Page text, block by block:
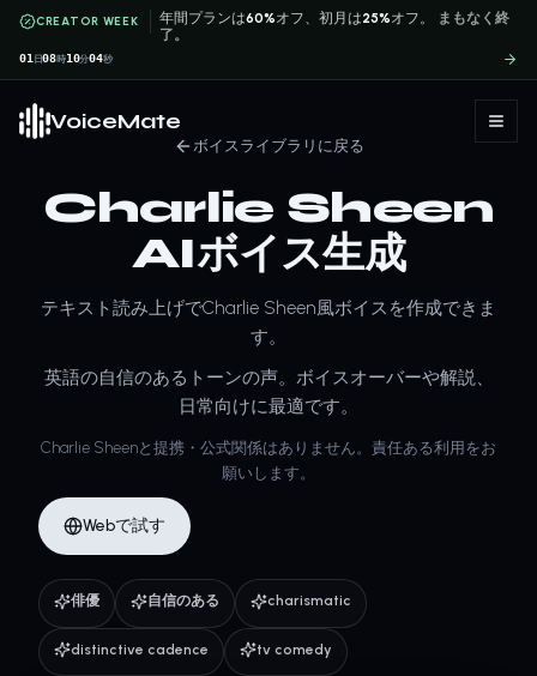
CREATOR WEEK 年間プランは60%オフ、初月は25%オフ。
まもなく終
了。
01日08時10分04秒
VoiceMate
ボイスライブラリに戻る
Charlie Sheen
AIボイス生成
テキスト読み上げでCharlie Sheen風ボイスを作成できま
す。
英語の自信のあるトーンの声。ボイスオーバーや解説、
日常向けに最適です。
Charlie Sheenと提携・公式関係はありません。責任ある利用をお
願いします。
Webで試す
俳優 自信のある charismatic
distinctive cadence tv comedy